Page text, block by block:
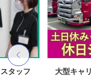
タッフ
大型キャ